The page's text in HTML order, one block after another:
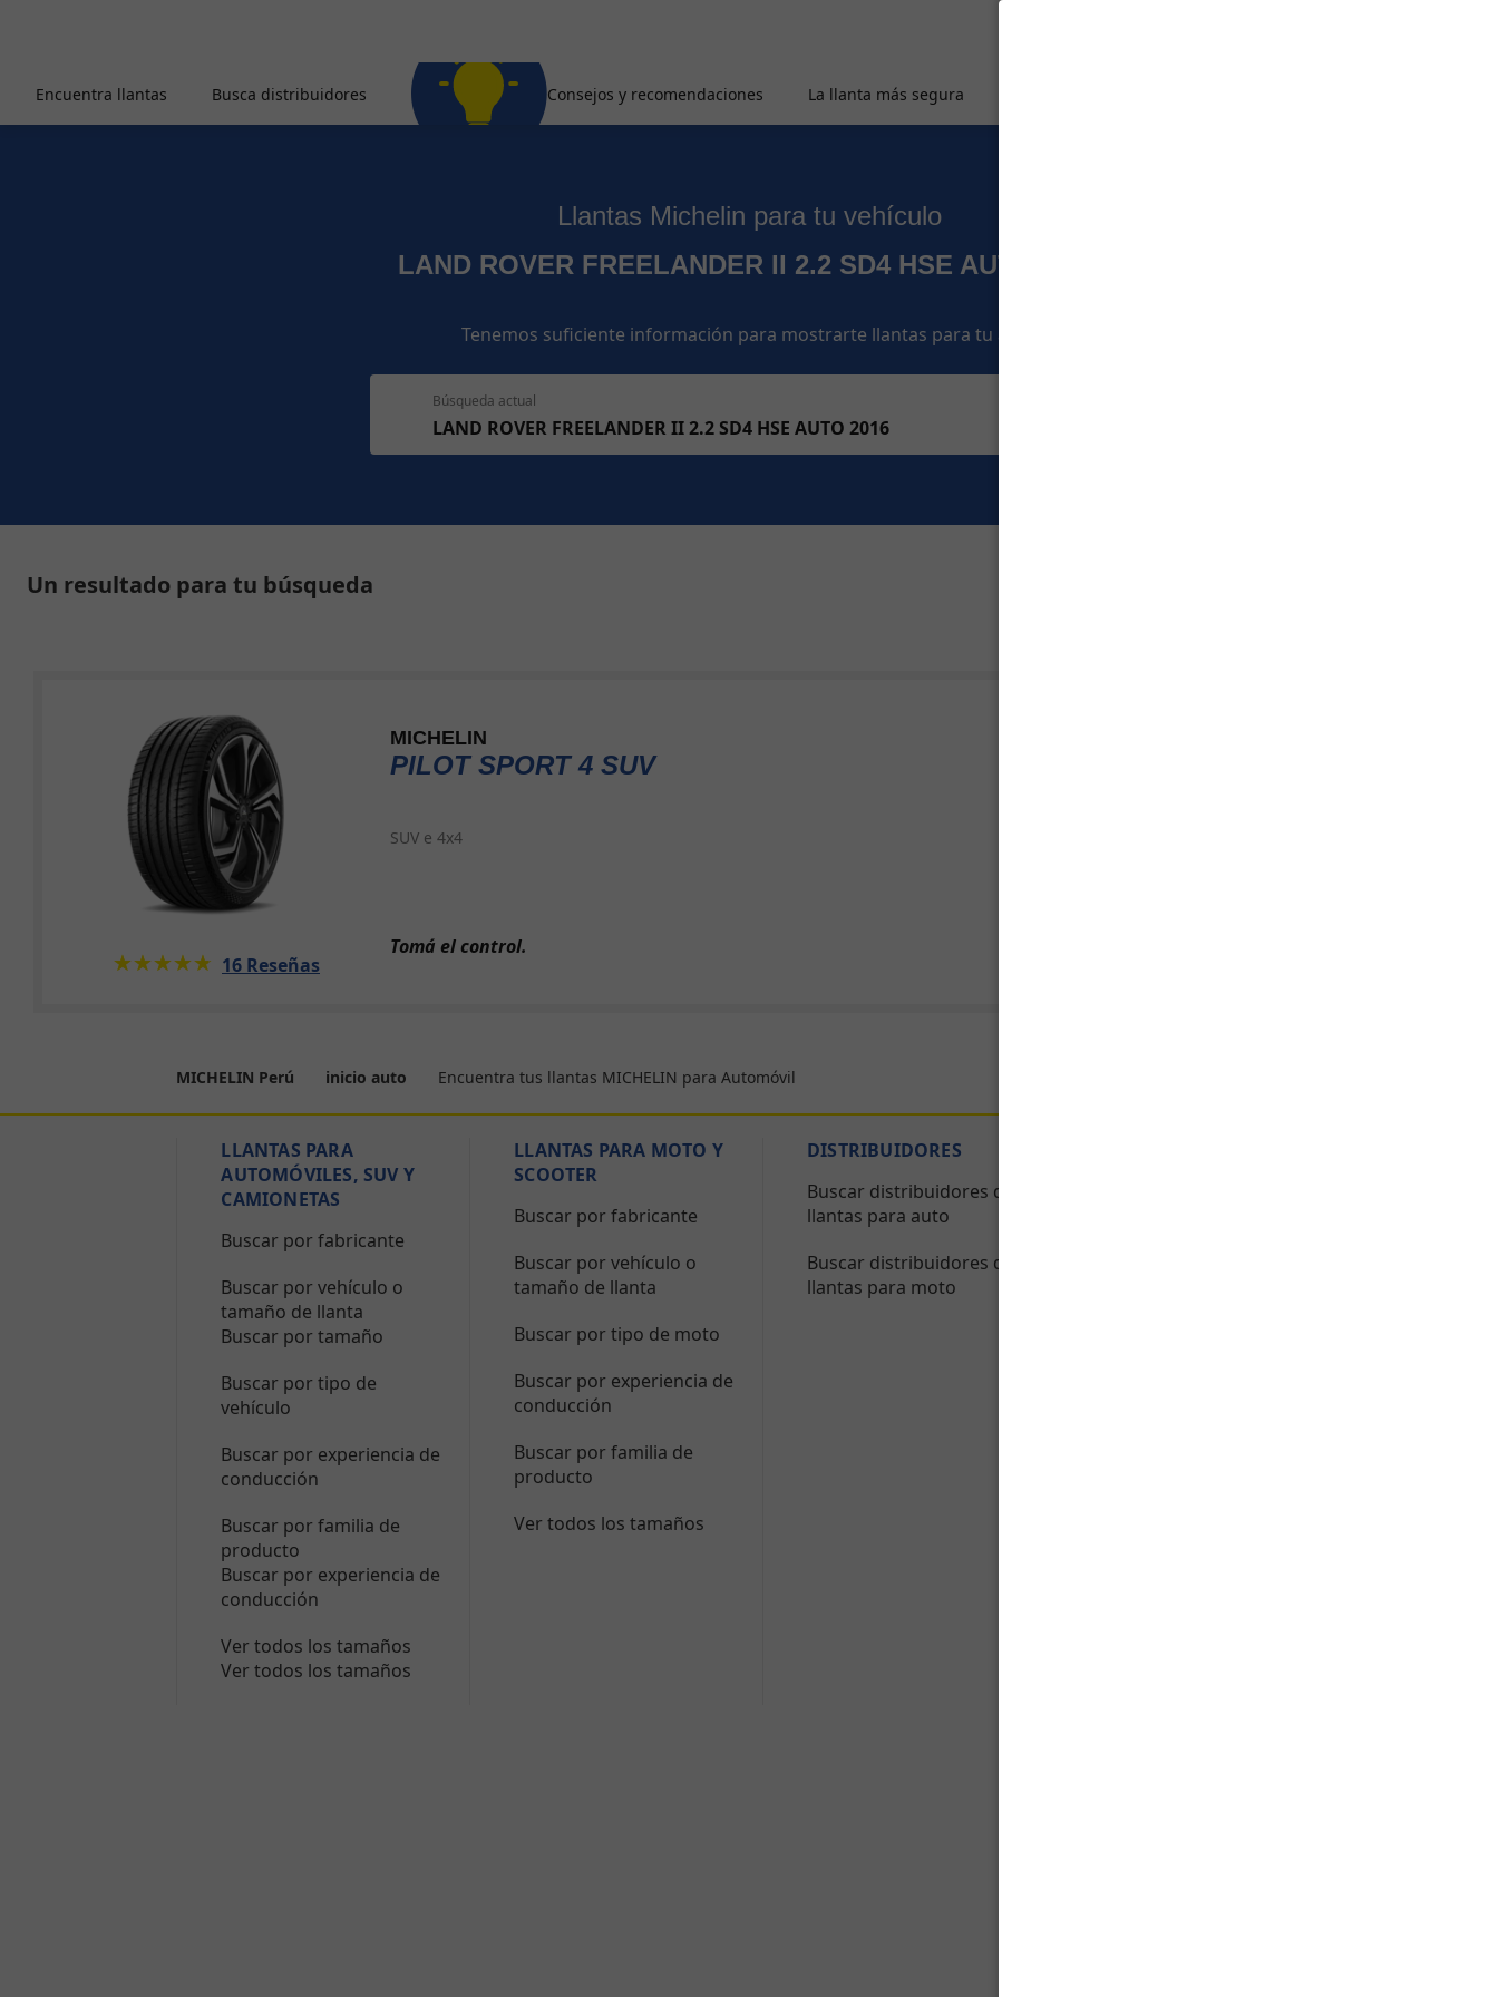
Encuentra llantas Busca distribuidores Consejos y recomendaciones La llanta más segura
Llantas Michelin para tu vehículo
LAND ROVER FREELANDER II 2.2 SD4 HSE AUTO 2016
Tenemos suficiente información para mostrarte llantas para tu auto
Búsqueda actual
LAND ROVER FREELANDER II 2.2 SD4 HSE AUTO 2016
Un resultado para tu búsqueda
MICHELIN
PILOT SPORT 4 SUV
SUV e 4x4
★★★★★
☆☆☆☆☆ 16 Reseñas
Tomá el control.
MICHELIN Perú inicio auto Encuentra tus llantas MICHELIN para Automóvil
LLANTAS PARA
AUTOMÓVILES, SUV Y
CAMIONETAS
Buscar por fabricante
Buscar por vehículo o
tamaño de llanta
Buscar por tamaño
Buscar por tipo de
vehículo
Buscar por experiencia de
conducción
Buscar por familia de
producto
Buscar por experiencia de
conducción
Ver todos los tamaños
Ver todos los tamaños
LLANTAS PARA MOTO Y
SCOOTER
Buscar por fabricante
Buscar por vehículo o
tamaño de llanta
Buscar por tipo de moto
Buscar por experiencia de
conducción
Buscar por familia de
producto
Ver todos los tamaños
DISTRIBUIDORES
Buscar distribuidores de
llantas para auto
Buscar distribuidores de
llantas para moto